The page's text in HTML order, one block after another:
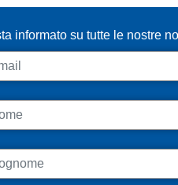
informato su tutte le nostre